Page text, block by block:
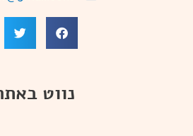
נווט